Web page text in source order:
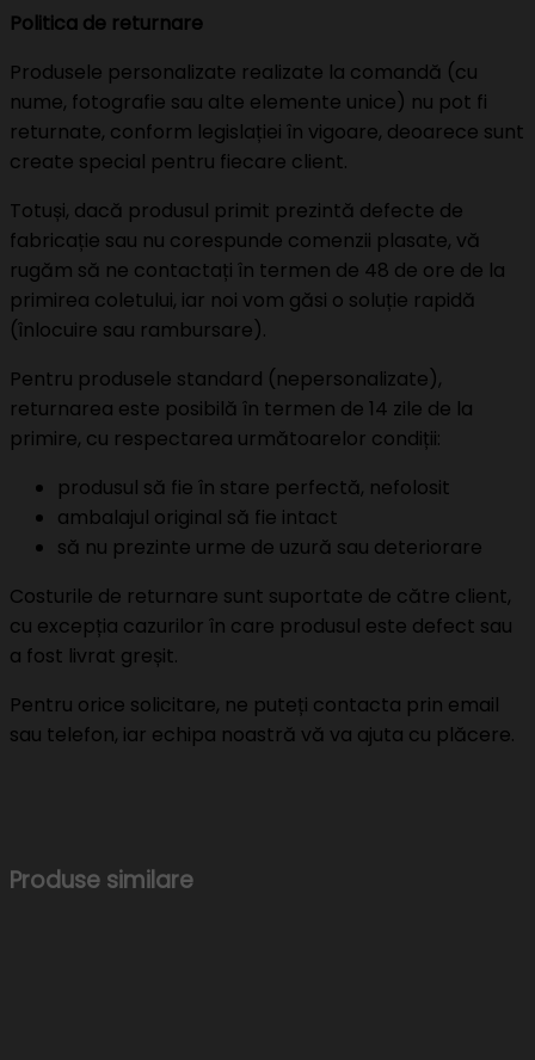
Politica de returnare
Produsele personalizate realizate la comandă (cu
nume, fotografie sau alte elemente unice) nu pot fi
returnate, conform legislației în vigoare, deoarece sunt
create special pentru fiecare client.
Totuși, dacă produsul primit prezintă defecte de
fabricație sau nu corespunde comenzii plasate, vă
rugăm să ne contactați în termen de 48 de ore de la
primirea coletului, iar noi vom găsi o soluție rapidă
(înlocuire sau rambursare).
Pentru produsele standard (nepersonalizate),
returnarea este posibilă în termen de 14 zile de la
primire, cu respectarea următoarelor condiții:
produsul să fie în stare perfectă, nefolosit
ambalajul original să fie intact
să nu prezinte urme de uzură sau deteriorare
Costurile de returnare sunt suportate de către client,
cu excepția cazurilor în care produsul este defect sau
a fost livrat greșit.
Pentru orice solicitare, ne puteți contacta prin email
sau telefon, iar echipa noastră vă va ajuta cu plăcere.
Produse similare